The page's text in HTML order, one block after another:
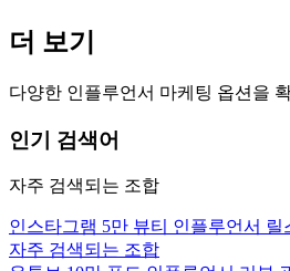
더 보기
다양한 인플루언서 마케팅 옵션을
인기 검색어
자주 검색되는 조합
인스타그램 5만 뷰티 인플루언서 릴
자주 검색되는 조합